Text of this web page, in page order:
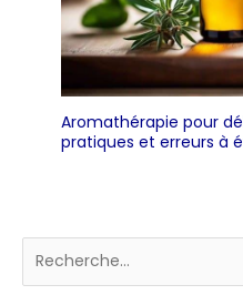
Aromathérapie pour
pratiques et erreurs à
Rechercher